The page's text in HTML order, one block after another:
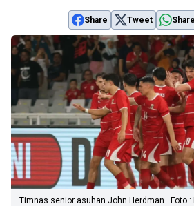
Share Tweet Share
Timnas senior asuhan John Herdman . Foto :